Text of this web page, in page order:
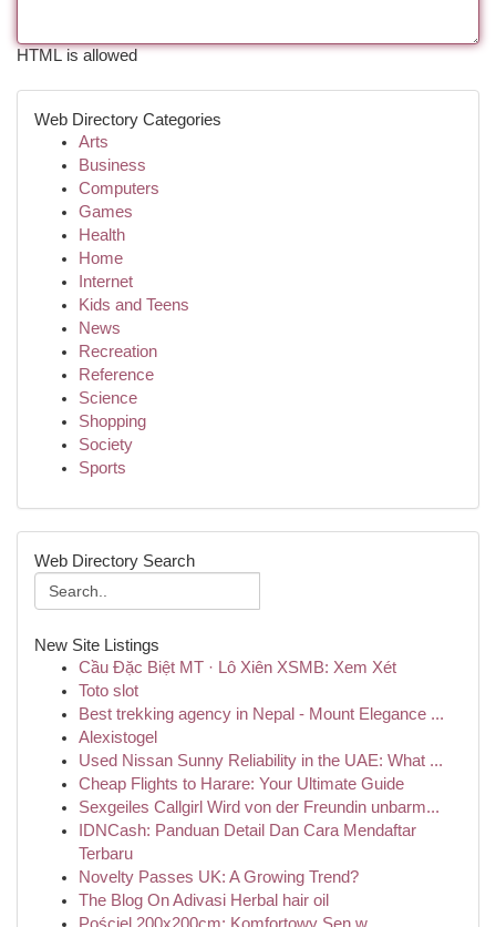
HTML is allowed
Web Directory Categories
Arts
Business
Computers
Games
Health
Home
Internet
Kids and Teens
News
Recreation
Reference
Science
Shopping
Society
Sports
Web Directory Search
New Site Listings
Cầu Đặc Biệt MT · Lô Xiên XSMB: Xem Xét
Toto slot
Best trekking agency in Nepal - Mount Elegance ...
Alexistogel
Used Nissan Sunny Reliability in the UAE: What ...
Cheap Flights to Harare: Your Ultimate Guide
Sexgeiles Callgirl Wird von der Freundin unbarm...
IDNCash: Panduan Detail Dan Cara Mendaftar
Terbaru
Novelty Passes UK: A Growing Trend?
The Blog On Adivasi Herbal hair oil